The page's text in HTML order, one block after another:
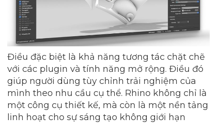
Điều đặc biệt là khả năng tương tác chặt chẽ
với các plugin và tính năng mở rộng. Điều đó
giúp người dùng tùy chỉnh trải nghiệm của
mình theo nhu cầu cụ thể. Rhino không chỉ là
một công cụ thiết kế, mà còn là một nền tảng
linh hoạt cho sự sáng tạo không giới hạn